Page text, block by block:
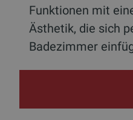
Funktionen mit
Ästhetik, die sich
Badezimmer